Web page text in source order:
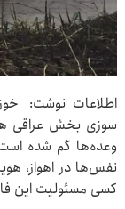
اطلاعات نوشت:
سوزی بخش عراقی
وعده‌ها گم شده
نفس‌ها در اهواز،
کسی مسئولیت این